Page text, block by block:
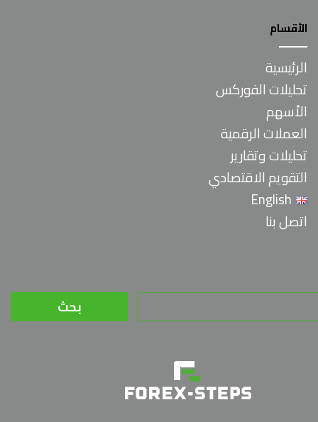
الأقسام
الرئيسية
تحليلات الفوركس
الأسهم
العملات الرقمية
تحليلات وتقارير
التقويم الاقتصادي
English
اتصل بنا
البحث
عن: